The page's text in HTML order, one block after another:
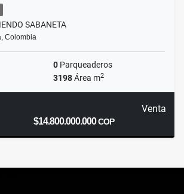
SABANETA
Colombia
0 Parqueaderos
3198Área m2
Venta
$14.800.000.000COP